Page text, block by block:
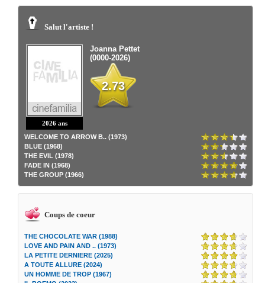
Salut l'artiste !
2026 ans
Joanna Pettet
(0000-2026)
2.73
WELCOME TO ARROW B.. (1973)
BLUE (1968)
THE EVIL (1978)
FADE IN (1968)
THE GROUP (1966)
Coups de coeur
THE CHOCOLATE WAR (1988)
LOVE AND PAIN AND .. (1973)
LA PETITE DERNIERE (2025)
A TOUTE ALLURE (2024)
UN HOMME DE TROP (1967)